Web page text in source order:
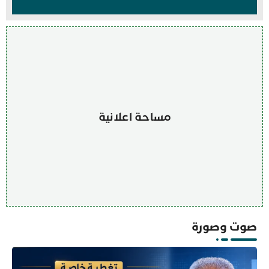
مساحة اعلانية
صوت وصورة